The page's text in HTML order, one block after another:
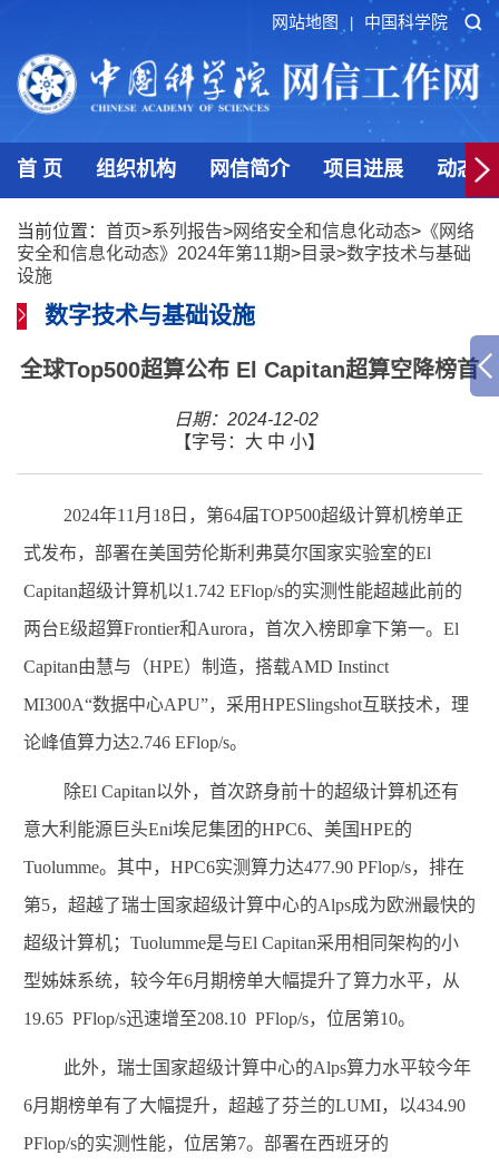
网站地图 中国科学院
首 页 组织机构 网信简介 项目进展 动态
当前位置： 首页>系列报告>网络安全和信息化动态> 《网络
安全和信息化动态》2024年第11期>目录>数字技术与基础
设施
数字技术与基础设施
全球Top500超算公布 El Capitan超算空降榜首
日期：2024-12-02
【字号： 大 中 小】
2024年11 月 18 日，第64届TOP500超级计算机榜单正
式发布，部署在美国劳伦斯利弗莫尔国家实验室的El
Capitan超级计算机以1.742 EFlop/s的实测性能超越此前的
两台E级超算Frontier和Aurora，首次入榜即拿下第一。 El
Capitan由慧与（HPE）制造，搭载AMD Instinct
MI300A“数据中心APU”，采用HPESlingshot互联技术，理
论峰值算力达2.746 EFlop/s。
除El Capitan以外，首次跻身前十的超级计算机还有
意大利能源巨头Eni埃尼集团的HPC6、美国HPE的
Tuolumme。其中， HPC6实测算力达477.90 PFlop/s，排在
第5，超越了瑞士国家超级计算中心的Alps成为欧洲最快的
超级计算机； Tuolumme是与El Capitan采用相同架构的小
型姊妹系统，较今年6月期榜单大幅提升了算力水平，从
19.65 PFlop/s迅速增至208.10 PFlop/s，位居第10。
此外，瑞士国家超级计算中心的Alps算力水平较今年
6月期榜单有了大幅提升，超越了芬兰的LUMI，以434.90
PFlop/s的实测性能，位居第7。部署在西班牙的